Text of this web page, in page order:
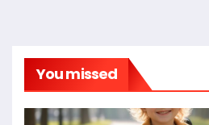
You missed